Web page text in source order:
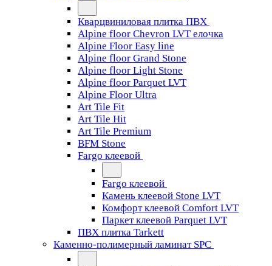
Кварцвиниловая плитка ПВХ
Alpine floor Chevron LVT елочка
Alpine Floor Easy line
Alpine floor Grand Stone
Alpine floor Light Stone
Alpine floor Parquet LVT
Alpine Floor Ultra
Art Tile Fit
Art Tile Hit
Art Tile Premium
BFM Stone
Fargo клеевой
Fargo клеевой
Камень клеевой Stone LVT
Комфорт клеевой Comfort LVT
Паркет клеевой Parquet LVT
ПВХ плитка Tarkett
Каменно-полимерный ламинат SPC